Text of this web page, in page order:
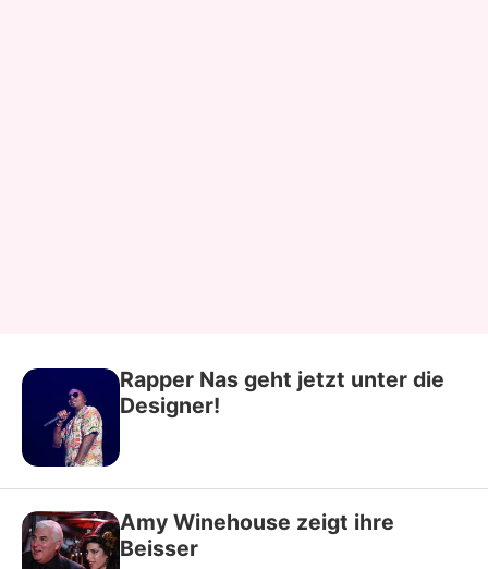
Rapper Nas geht jetzt unter die
Designer!
Amy Winehouse zeigt ihre
Beisser